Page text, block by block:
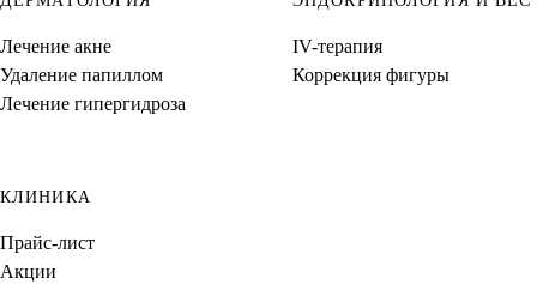
Лечение акне
Удаление папиллом
Лечение гипергидроза
IV-терапия
Коррекция фигуры
КЛИНИКА
Прайс-лист
Акции